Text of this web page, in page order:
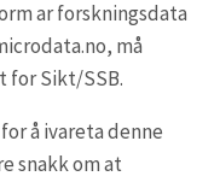
ar forskningsdata
må
for Sikt/SSB.
å ivareta denne
snakk om at